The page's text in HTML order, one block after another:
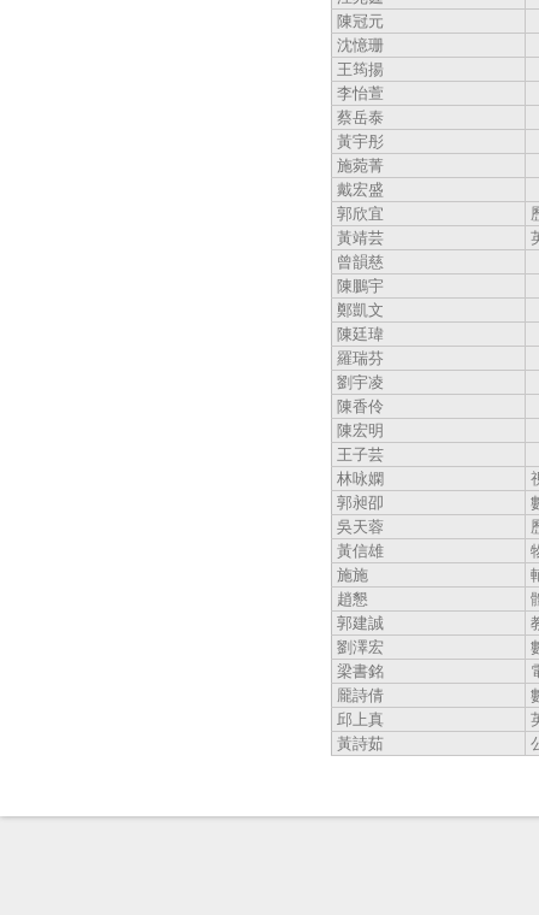
陳冠元
沈憶珊
王筠揚
李怡萱
蔡岳泰
黃宇彤
施菀菁
戴宏盛
郭欣宜
黃靖芸
曾韻慈
陳鵬宇
鄭凱文
陳廷瑋
羅瑞芬
劉宇凌
陳香伶
陳宏明
王子芸
林咏嫻
郭昶卲
吳天蓉
黃信雄
施施
趙懇
郭建誠
劉澤宏
梁書銘
龎詩倩
邱上真
黃詩茹